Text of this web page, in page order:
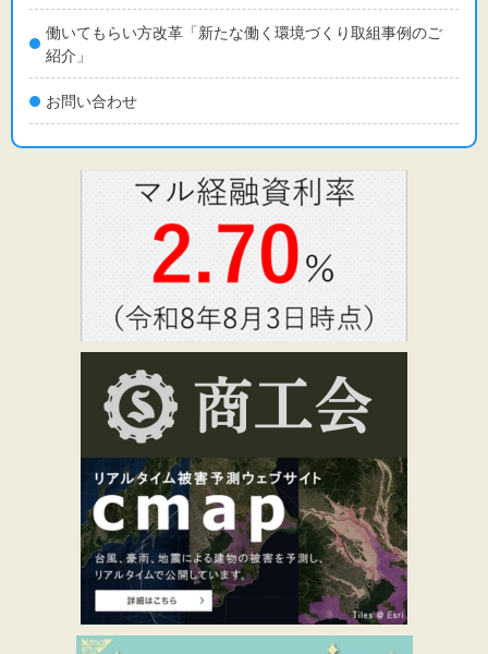
働いてもらい方改革「新たな働く環境づくり取組事例のご
紹介」
お問い合わせ